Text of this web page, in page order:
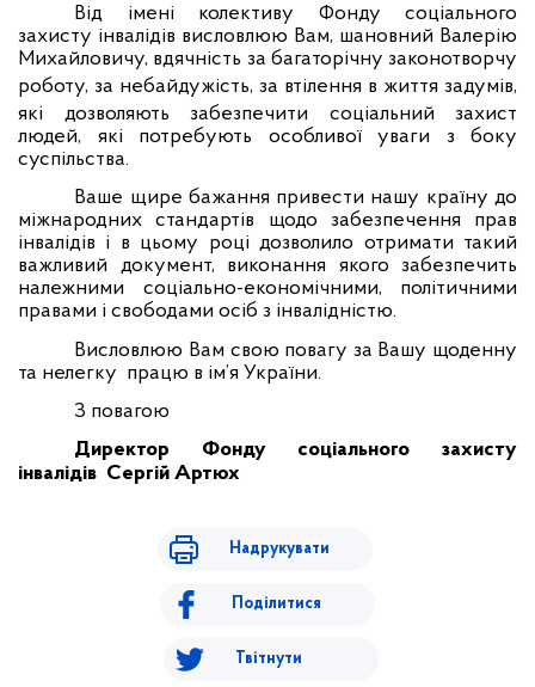
Від імені колективу Фонду соціального
захисту інвалідів висловлюю Вам, шановний Валерію
Михайловичу, вдячність за багаторічну законотворчу
роботу, за небайдужість, за втілення в життя задумів,
які дозволяють забезпечити соціальний захист
людей, які потребують особливої уваги з боку
суспільства.
Ваше щире бажання привести нашу країну до
міжнародних стандартів щодо забезпечення прав
інвалідів і в цьому році дозволило отримати такий
важливий документ, виконання якого забезпечить
належними соціально-економічними, політичними
правами і свободами осіб з інвалідністю.
Висловлюю Вам свою повагу за Вашу щоденну
та нелегку працю в ім’я України.
З повагою
Директор Фонду соціального захисту
інвалідів Сергій Артюх
Надрукувати
Поділитися
Твітнути